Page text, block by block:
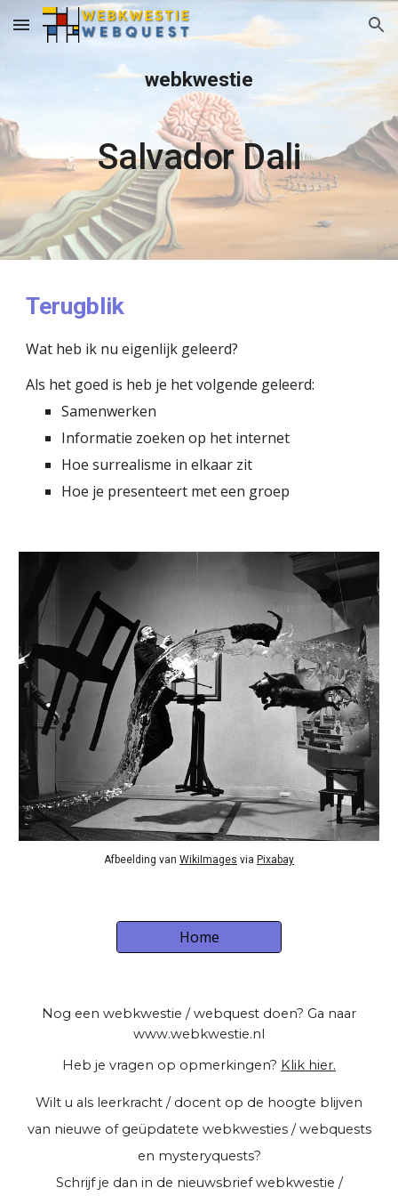
Skip to main content Skip to navigation
webkwestie
Salvador Dali
Terugblik
Wat heb ik nu eigenlijk geleerd?
Als het goed is heb je het volgende geleerd:
Samenwerken
Informatie zoeken op het internet
Hoe surrealisme in elkaar zit
Hoe je presenteert met een groep
Afbeelding van WikiImages via Pixabay
Home
Nog een webkwestie / webquest doen? Ga naar
www.webkwestie.nl
Heb je vragen op opmerkingen? Klik hier.
Wilt u als leerkracht / docent op de hoogte blijven
van nieuwe of geüpdatete webkwesties / webquests
en mysteryquests?
Schrijf je dan in de nieuwsbrief webkwestie /